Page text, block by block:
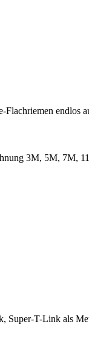
endlos
3M, 5M, 7M,
Super-T-Link als